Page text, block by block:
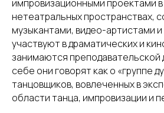
импровизационными проектами
нетеатральных пространствах,
музыкантами, видео-артистами
участвуют в драматических и
занимаются
себе они говорят как о «группе
танцовщиков, вовлеченных в
области танца, импровизации и